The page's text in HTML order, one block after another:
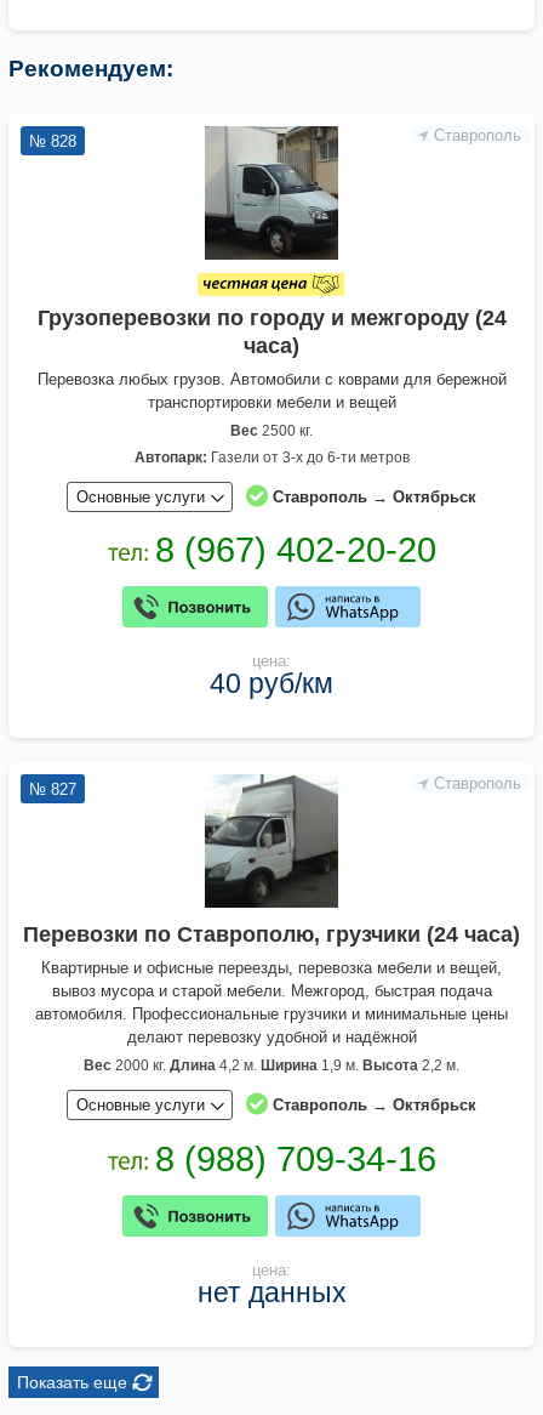
Рекомендуем:
Ставрополь
№ 828
Грузоперевозки по городу и межгороду (24
часа)
Перевозка любых грузов. Автомобили с коврами для бережной
транспортировки мебели и вещей
Вес 2500 кг.
Автопарк: Газели от 3-х до 6-ти метров
Основные услуги Ставрополь → Октябрьск
цена:
40 руб/км
Ставрополь
№ 827
Перевозки по Ставрополю, грузчики (24 часа)
Квартирные и офисные переезды, перевозка мебели и вещей,
вывоз мусора и старой мебели. Межгород, быстрая подача
автомобиля. Профессиональные грузчики и минимальные цены
делают перевозку удобной и надёжной
Вес 2000 кг. Длина 4,2 м. Ширина 1,9 м. Высота 2,2 м.
Основные услуги Ставрополь → Октябрьск
цена:
нет данных
Показать еще